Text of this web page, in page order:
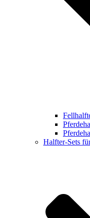
Halfter-Sets